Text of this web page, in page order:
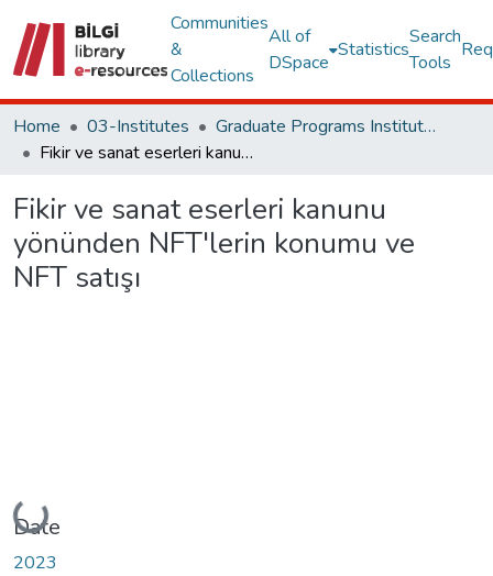
Communities
&
Collections
All of
DSpace
Statistics
Search
Tools
Home 03-Institutes
Graduate Programs Institute Thesis Collection
Fikir ve sanat eserleri kanunu yönünden NFT'lerin konumu ve NFT satışı
Fikir ve sanat eserleri kanunu
yönünden NFT'lerin konumu ve
NFT satışı
Loading...
Date
2023